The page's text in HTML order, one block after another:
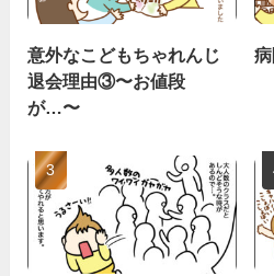
意外なこどもちゃれんじ
退会理由③〜お値段
が…〜